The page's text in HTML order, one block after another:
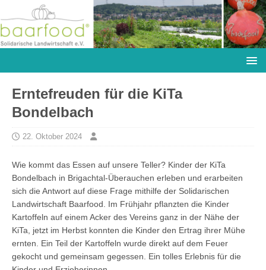
Erntefreuden für die KiTa
Bondelbach
22. Oktober 2024
Wie kommt das Essen auf unsere Teller? Kinder der KiTa
Bondelbach in Brigachtal-Überauchen erleben und erarbeiten
sich die Antwort auf diese Frage mithilfe der Solidarischen
Landwirtschaft Baarfood. Im Frühjahr pflanzten die Kinder
Kartoffeln auf einem Acker des Vereins ganz in der Nähe der
KiTa, jetzt im Herbst konnten die Kinder den Ertrag ihrer Mühe
ernten. Ein Teil der Kartoffeln wurde direkt auf dem Feuer
gekocht und gemeinsam gegessen. Ein tolles Erlebnis für die